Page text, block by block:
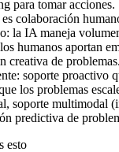
para tomar acciones.
colaboración
la IA maneja
humanos aportan
creativa de problemas.
soporte proactivo
los problemas
soporte multimodal
predictiva de
esto